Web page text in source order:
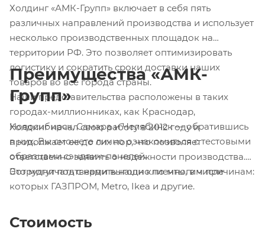
Холдинг «АМК-Групп» включает в себя пять
различных направлений производства и использует
несколько производственных площадок на
территории РФ. Это позволяет оптимизировать
логистику и сократить сроки доставки наших
товаров во все города страны.
Наши представительства расположены в таких
городах-миллионниках, как Краснодар,
Новосибирск, Самара и Челябинск — обратившись
в них, Вы сможете лично ознакомиться с тестовыми
образцами сэндвич-панелей.
Преимущества «АМК-
Групп»
Холдинг начал свою работу в 2012 году и
продолжает ее до сих пор, что позволяет
ответственно заявить о надежности производства.
Это могут подтвердить наши клиенты, в числе
которых ГАЗПРОМ, Metro, Ikea и другие.
Сотрудничать с нами выгодно по многим причинам:
Стоимость